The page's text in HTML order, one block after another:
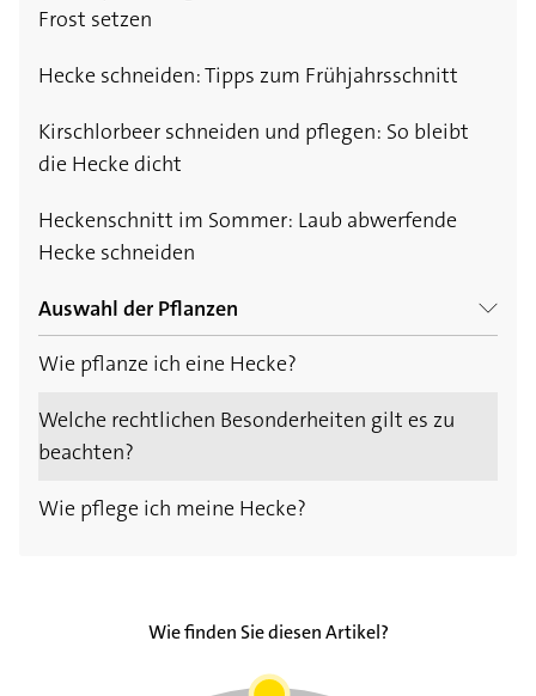
Frost setzen
Hecke schneiden: Tipps zum Frühjahrsschnitt
Kirschlorbeer schneiden und pflegen: So bleibt
die Hecke dicht
Heckenschnitt im Sommer: Laub abwerfende
Hecke schneiden
Auswahl der Pflanzen
Nadelhecke - die immergrüne Variante
Laubhecke - die richtige Auswahl treffen
Wie pflanze ich eine Hecke?
Welche rechtlichen Besonderheiten gilt es zu
beachten?
Wie pflege ich meine Hecke?
Wie finden Sie diesen Artikel?